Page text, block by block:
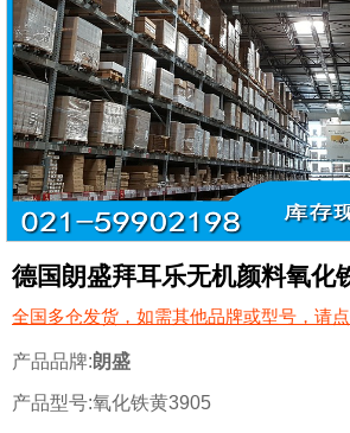
德国朗盛拜耳乐无机颜料氧化
全国多仓发货，如需其他品牌或型号，请
产品品牌:朗盛
产品型号:氧化铁黄3905